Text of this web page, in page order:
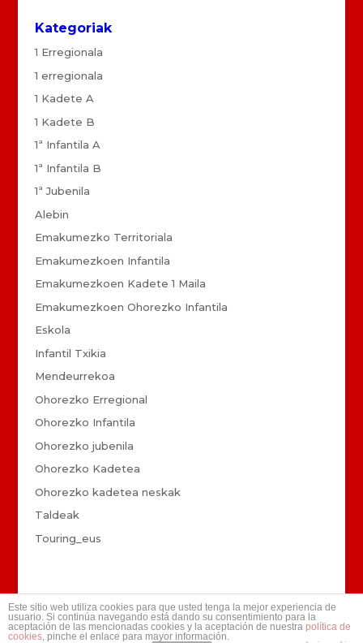
Kategoriak
1 Erregionala
1 erregionala
1 Kadete A
1 Kadete B
1ª Infantila A
1ª Infantila B
1ª Jubenila
Alebin
Emakumezko Territoriala
Emakumezkoen Infantila
Emakumezkoen Kadete 1 Maila
Emakumezkoen Ohorezko Infantila
Eskola
Infantil Txikia
Mendeurrekoa
Ohorezko Erregional
Ohorezko Infantila
Ohorezko jubenila
Ohorezko Kadetea
Ohorezko kadetea neskak
Taldeak
Touring_eus
Este sitio web utiliza cookies para que usted tenga la mejor experiencia de
usuario. Si continúa navegando está dando su consentimiento para la
aceptación de las mencionadas cookies y la aceptación de nuestra política de
cookies, pinche el enlace para mayor información.